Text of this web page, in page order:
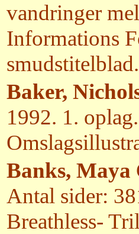
vandringer
Informations
smudstitelblad.
Baker,
1992. 1.
Banks, Maya
Antal sider:
Breathless-